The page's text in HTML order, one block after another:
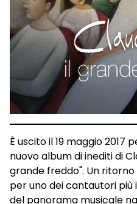
È uscito il 19 maggio 2017
nuovo album di inediti di
grande freddo". Un
per uno dei cantautori
del panorama musicale